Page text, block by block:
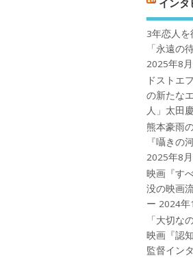
3年恋人
「永遠の
2025年8
ドストエ
の新たな
人」太田
熊本豪雨
『囁きの
2025年8
映画『す
没の映画
ー 2024年
「大切な
映画『認
監督イン